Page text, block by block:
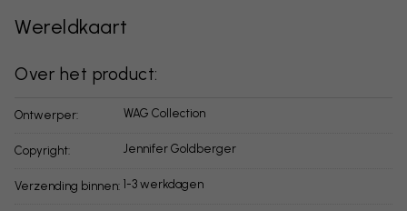
Wereldkaart
Over het product:
Ontwerper: WAG Collection
Copyright: Jennifer Goldberger
Verzending binnen: 1-3 werkdagen